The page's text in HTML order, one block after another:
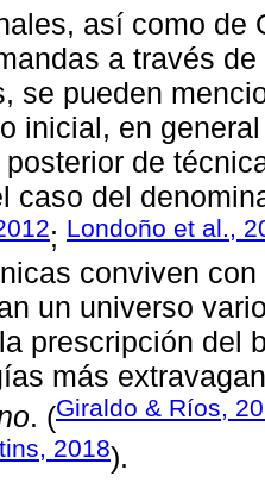
así como de
a través
se pueden
inicial, en
de
caso del
; Londoño et al.,
conviven
un universo
prescripción del
más
. (Giraldo & Ríos,
2018).